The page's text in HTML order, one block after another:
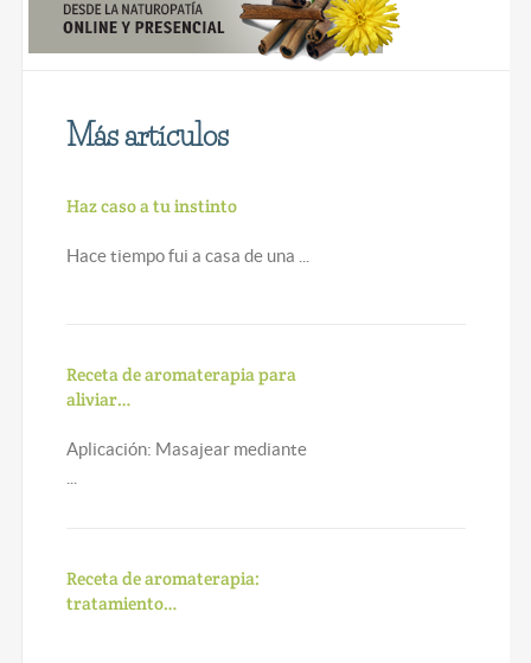
Más artículos
Haz caso a tu instinto
Hace tiempo fui a casa de una ...
Receta de aromaterapia para
aliviar…
Aplicación: Masajear mediante
...
Receta de aromaterapia:
tratamiento…